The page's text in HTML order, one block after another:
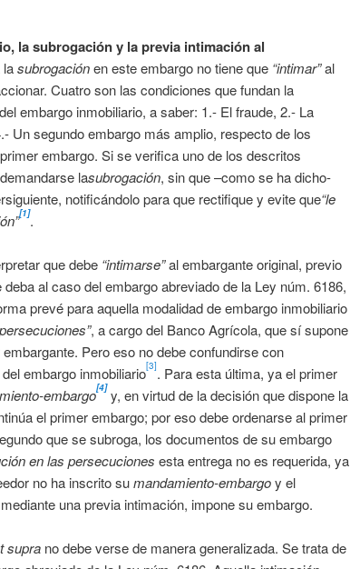
la subrogación y la previa intimación al
lasubrogaciónen este embargo no tiene que “intimar”al
Cuatro son las condiciones que fundan la
embargo inmobiliario, a saber: 1.- El fraude, 2.- La
Un segundo embargo más amplio, respecto de los
embargo. Si se verifica uno de los descritos
lasubrogación, sin que –como se ha dicho-
notificándolo para que rectifique y evite que“le
[1].
que debe “intimarse”al embargante original, previo
deba al caso del embargo abreviado de la Ley núm. 6186,
prevé para aquella modalidad de embargo inmobiliario
, a cargo del Banco Agrícola, que sí supone
Pero eso no debe confundirse con
embargo inmobiliario[3]. Para esta última, ya el primer
embargo[4] y, en virtud de la decisión que dispone la
el primer embargo; por eso debe ordenarse al primer
que se subroga, los documentos de su embargo
en las persecuciones esta entrega no es requerida, ya
no ha inscrito sumandamiento-embargoy el
una previa intimación, impone su embargo.
supra no debe verse de manera generalizada. Se trata de